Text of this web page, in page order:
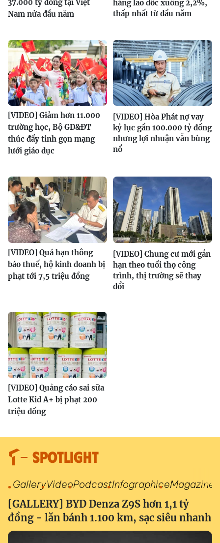
37.000 tỷ đồng tại Việt
Nam nửa đầu năm
hàng lao dốc xuống 2,2%,
thấp nhất từ đầu năm
[VIDEO] Giảm hơn 11.000
trường học, Bộ GD&ĐT
thúc đẩy tinh gọn mạng
lưới giáo dục
[VIDEO] Hòa Phát nợ vay
kỷ lục gần 100.000 tỷ đồng
nhưng lợi nhuận vẫn bùng
nổ
[VIDEO] Quá hạn thông
báo thuế, hộ kinh doanh bị
phạt tới 7,5 triệu đồng
[VIDEO] Chung cư mới gắn
hạn theo tuổi thọ công
trình, thị trường sẽ thay
đổi
[VIDEO] Quảng cáo sai sữa
Lotte Kid A+ bị phạt 200
triệu đồng
SPOTLIGHT
GalleryVideoPodcastInfographiceMagazine
[GALLERY] BYD Denza Z9S hơn 1,1 tỷ
đồng - lăn bánh 1.100 km, sạc siêu nhanh